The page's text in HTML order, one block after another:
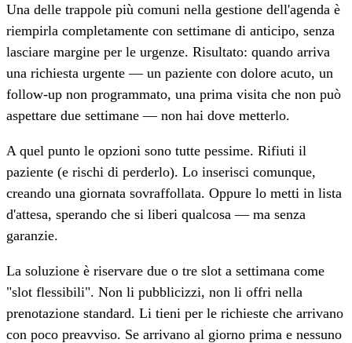
Una delle trappole più comuni nella gestione dell'agenda è
riempirla completamente con settimane di anticipo, senza
lasciare margine per le urgenze. Risultato: quando arriva
una richiesta urgente — un paziente con dolore acuto, un
follow-up non programmato, una prima visita che non può
aspettare due settimane — non hai dove metterlo.
A quel punto le opzioni sono tutte pessime. Rifiuti il
paziente (e rischi di perderlo). Lo inserisci comunque,
creando una giornata sovraffollata. Oppure lo metti in lista
d'attesa, sperando che si liberi qualcosa — ma senza
garanzie.
La soluzione è riservare due o tre slot a settimana come
"slot flessibili". Non li pubblicizzi, non li offri nella
prenotazione standard. Li tieni per le richieste che arrivano
con poco preavviso. Se arrivano al giorno prima e nessuno